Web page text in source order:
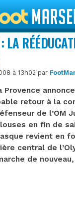
LA
à 13h02 par
Provence
retour à la
de l’OM
en fin de
revient en
central de
de